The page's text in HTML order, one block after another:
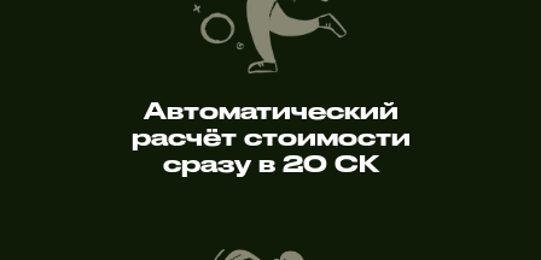
Автоматический
расчёт стоимости
сразу в 20 СК